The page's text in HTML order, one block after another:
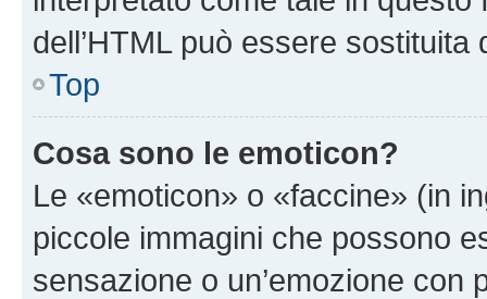
dell’HTML può essere sostituita
Top
Cosa sono le emoticon?
Le «emoticon» o «faccine» (in
piccole immagini che possono
sensazione o un’emozione